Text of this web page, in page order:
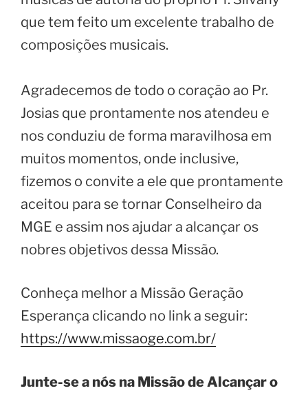
que tem feito um excelente trabalho de
composições musicais.
Agradecemos de todo o coração ao Pr.
Josias que prontamente nos atendeu e
nos conduziu de forma maravilhosa em
muitos momentos, onde inclusive,
fizemos o convite a ele que prontamente
aceitou para se tornar Conselheiro da
MGE e assim nos ajudar a alcançar os
nobres objetivos dessa Missão.
Conheça melhor a Missão Geração
Esperança clicando no link a seguir:
https://www.missaoge.com.br/
Junte-se a nós na Missão de Alcançar o